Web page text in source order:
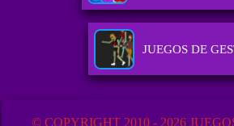
JUEGOS DE
© COPYRIGHT 2010 - 2026